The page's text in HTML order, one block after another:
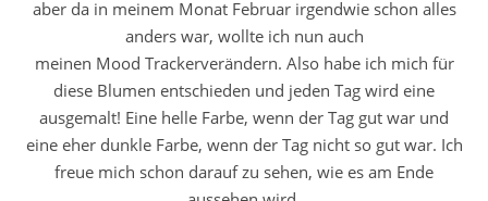
aber da in meinem Monat Februar irgendwie schon alles
anders war, wollte ich nun auch
meinen Mood Trackerverändern. Also habe ich mich für
diese Blumen entschieden und jeden Tag wird eine
ausgemalt! Eine helle Farbe, wenn der Tag gut war und
eine eher dunkle Farbe, wenn der Tag nicht so gut war. Ich
freue mich schon darauf zu sehen, wie es am Ende